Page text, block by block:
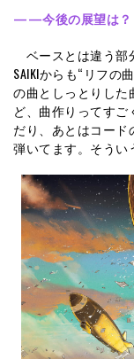
——今後の展望は？
ベースとは違う部
SAIKIからも“リフの
の曲としっとりした
ど、曲作りってすご
だり、あとはコード
弾いてます。そうい